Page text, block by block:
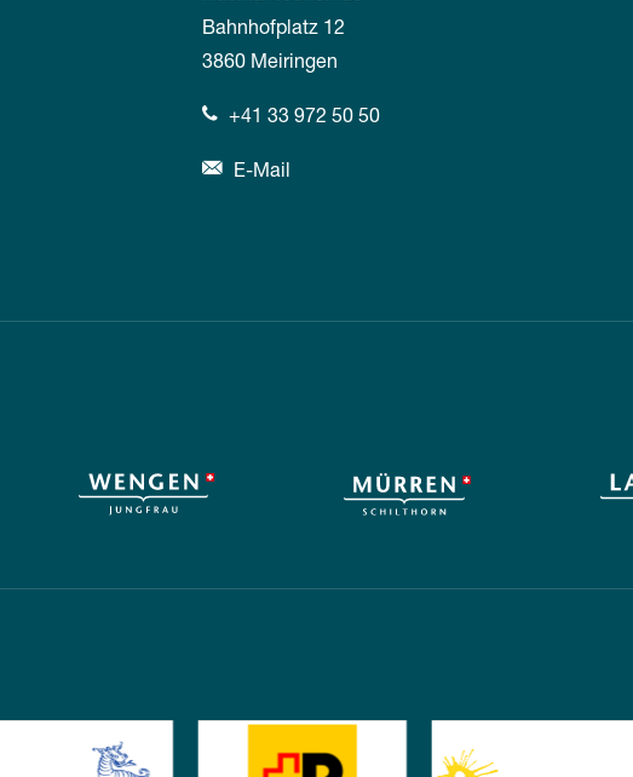
Bahnhofplatz 12
3860 Meiringen
+41 33 972 50 50
E-Mail